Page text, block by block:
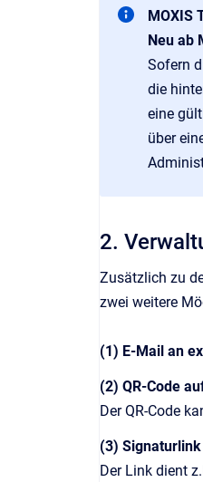
MOXIS
Neu ab
Sofern
die
eine
über
2.
Zusätzlich zu
zwei weitere
(1) E-Mail an
(2) QR-Code
Der QR-Code
(3)
Der Link dient